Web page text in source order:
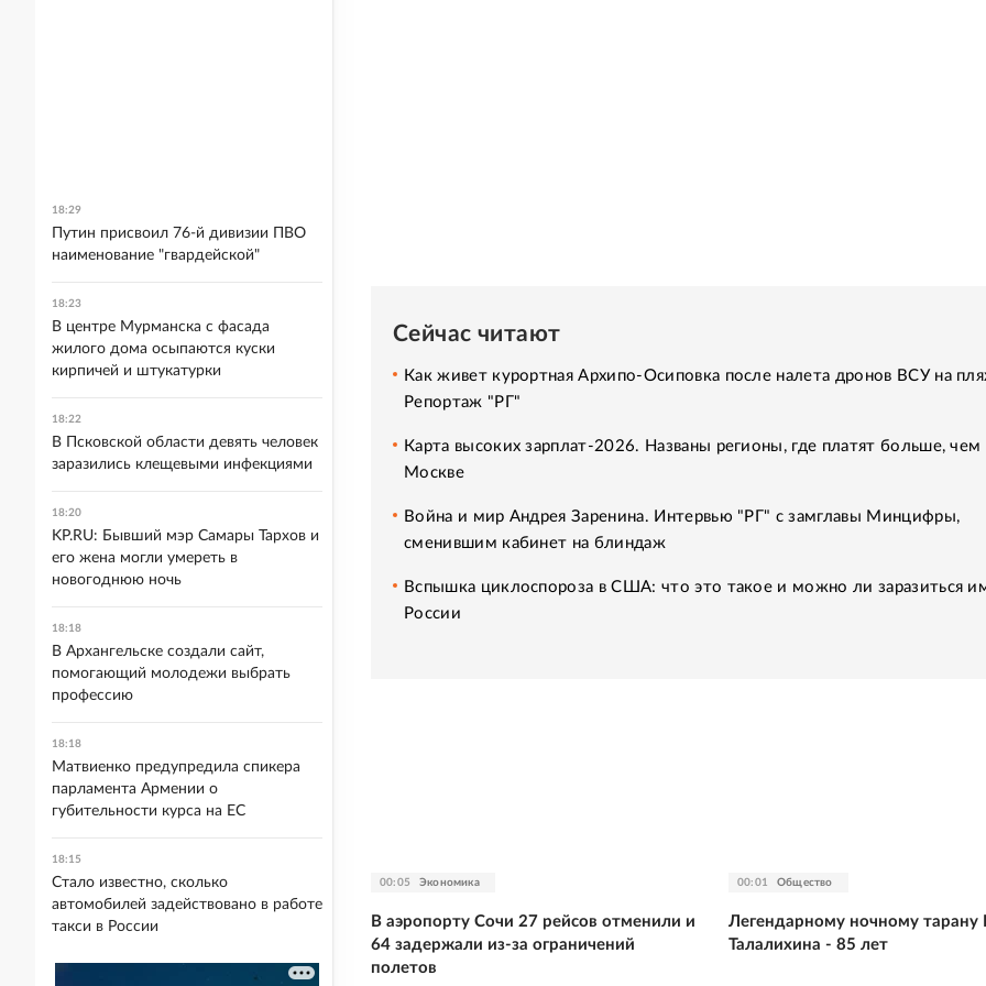
Сейчас читают
Как живет курортная Архипо-Осиповка после налета дронов ВСУ на
Репортаж "РГ"
Карта высоких зарплат-2026. Названы регионы, где платят больше, чем
Москве
Война и мир Андрея Заренина. Интервью "РГ" с замглавы Минцифры,
сменившим кабинет на блиндаж
Вспышка циклоспороза в США: что это такое и можно ли заразиться
России
00:05 Экономика
В аэропорту Сочи 27 рейсов отменили и
64 задержали из-за ограничений
полетов
00:01 Общество
Легендарному ночному тарану
Талалихина - 85 лет
18:29
Путин присвоил 76-й дивизии ПВО
наименование "гвардейской"
18:23
В центре Мурманска с фасада
жилого дома осыпаются куски
кирпичей и штукатурки
18:22
В Псковской области девять человек
заразились клещевыми инфекциями
18:20
KP.RU: Бывший мэр Самары Тархов и
его жена могли умереть в
новогоднюю ночь
18:18
В Архангельске создали сайт,
помогающий молодежи выбрать
профессию
18:18
Матвиенко предупредила спикера
парламента Армении о
губительности курса на ЕС
18:15
Стало известно, сколько
автомобилей задействовано в работе
такси в России